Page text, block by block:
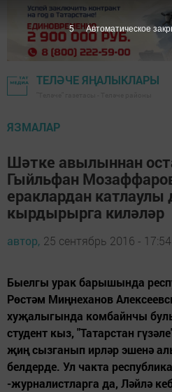
ТЕЛӘЧЕ ЯҢАЛЫКЛАРЫ
ЯЗМАЛАР
Шәтке авылыннан
Гыйльфан
ераклардан катлаулы
кырдырырга киләләр
автор, 25 сентябрь 2016 - 17:54
Быелгы урак барышында
Рөстәм Миңнеханов
хуҗалыгында комбайнчы
студент кыз, "Татарстан
җиң сызганып ирләр эшенә
белдерде. Ул чакта
-журналистларга да, Ләйлә
5 Автоматическое